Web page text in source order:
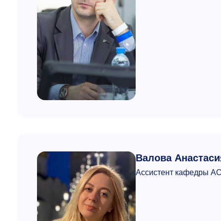
Валова
Ассистент кафедры